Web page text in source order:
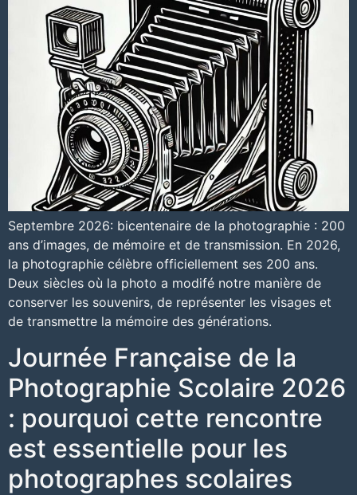
Septembre 2026: bicentenaire de la photographie : 200
ans d’images, de mémoire et de transmission. En 2026,
la photographie célèbre officiellement ses 200 ans.
Deux siècles où la photo a modifé notre manière de
conserver les souvenirs, de représenter les visages et
de transmettre la mémoire des générations.
Journée Française de la
Photographie Scolaire 2026
: pourquoi cette rencontre
est essentielle pour les
photographes scolaires